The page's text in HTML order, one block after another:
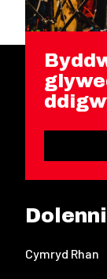
Cymryd Rhan